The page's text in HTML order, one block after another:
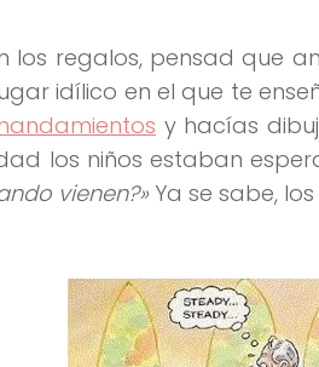
los regalos, pensad que
idílico en el que te
y hacías
los niños estaban
vienen?»Ya se sabe, los